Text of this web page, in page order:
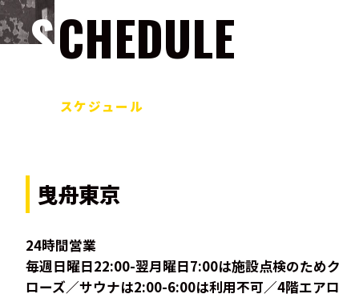
SCHEDULE
スケジュール
曳舟東京
24時間営業
毎週日曜日22:00-翌月曜日7:00は施設点検のためク
ローズ／サウナは2:00-6:00は利用不可／4階エアロ